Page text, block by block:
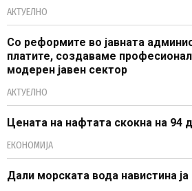
АКТУЕЛНО
Со реформите во јавната
платите, создаваме
модерен јавен сектор
АКТУЕЛНО
Цената на нафтата скокна на 94
ЕКОНОМИЈА
Дали морската вода навистина